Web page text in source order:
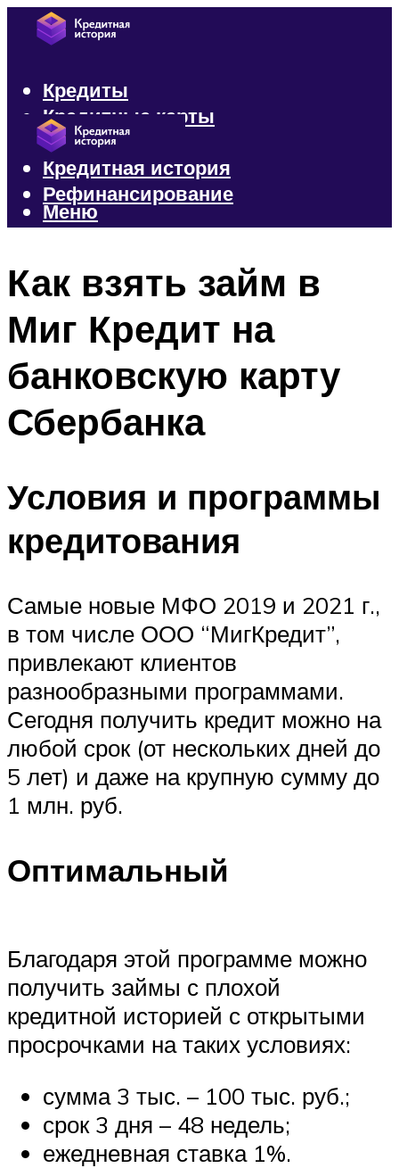
Кредиты
Кредитные карты
Микрозаймы
Кредитная история
Рефинансирование
Меню
Как взять займ в
Миг Кредит на
банковскую карту
Сбербанка
Условия и программы
кредитования
Самые новые МФО 2019 и 2021 г.,
в том числе ООО “МигКредит”,
привлекают клиентов
разнообразными программами.
Сегодня получить кредит можно на
любой срок (от нескольких дней до
5 лет) и даже на крупную сумму до
1 млн. руб.
Оптимальный
Благодаря этой программе можно
получить займы с плохой
кредитной историей с открытыми
просрочками на таких условиях:
сумма 3 тыс. – 100 тыс. руб.;
срок 3 дня – 48 недель;
ежедневная ставка 1%.